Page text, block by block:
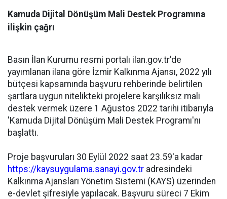
Kamuda Dijital Dönüşüm Mali Destek Programına
ilişkin çağrı
Basın İlan Kurumu resmi portalı ilan.gov.tr'de
yayımlanan ilana göre İzmir Kalkınma Ajansı, 2022 yılı
bütçesi kapsamında başvuru rehberinde belirtilen
şartlara uygun nitelikteki projelere karşılıksız mali
destek vermek üzere 1 Ağustos 2022 tarihi itibarıyla
'Kamuda Dijital Dönüşüm Mali Destek Programı'nı
başlattı.
Proje başvuruları 30 Eylül 2022 saat 23.59'a kadar
https://kaysuygulama.sanayi.gov.tr adresindeki
Kalkınma Ajansları Yönetim Sistemi (KAYS) üzerinden
e-devlet şifresiyle yapılacak. Başvuru süreci 7 Ekim